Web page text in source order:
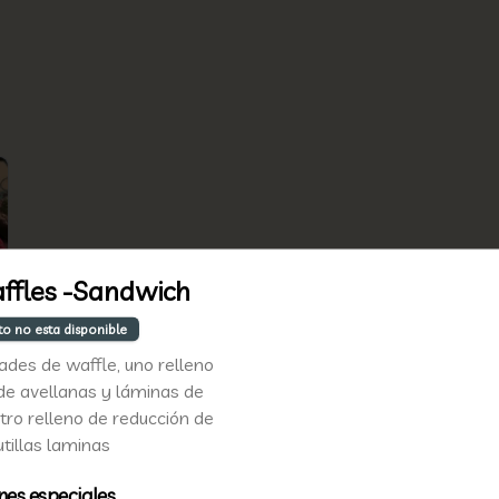
-Sandwich
no esta disponible
de waffle, uno relleno
avellanas y láminas de
relleno de reducción de
laminas